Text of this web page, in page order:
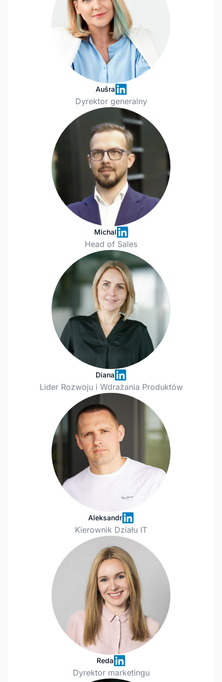
Aušra
Dyrektor generalny
Michal
Head of Sales
Diana
Lider Rozwoju i Wdrażania Produktów
Aleksandr
Kierownik Działu IT
Reda
Dyrektor marketingu